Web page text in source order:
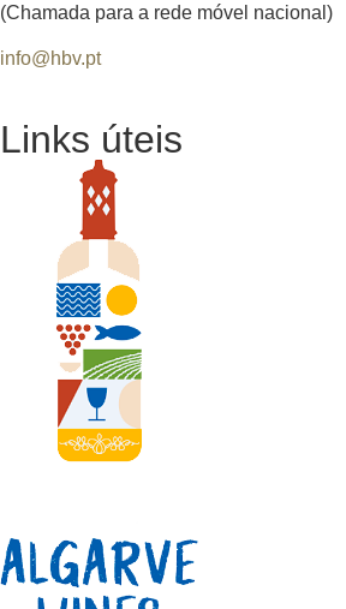
(Chamada para a rede móvel nacional)
info@hbv.pt
Links úteis